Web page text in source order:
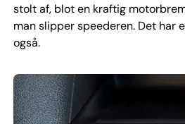
stolt af, blot en kraftig
man slipper speederen. Det har
også.